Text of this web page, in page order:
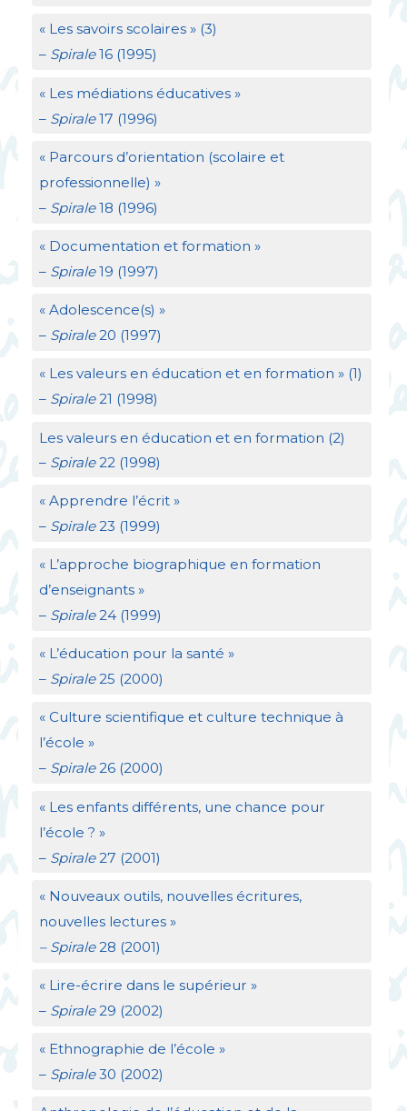
« Les savoirs scolaires » (3)
– Spirale16 (1995)
« Les médiations éducatives »
– Spirale17 (1996)
« Parcours d’orientation (scolaire et
professionnelle) »
– Spirale18 (1996)
« Documentation et formation »
– Spirale19 (1997)
« Adolescence(s) »
– Spirale20 (1997)
« Les valeurs en éducation et en formation » (1)
– Spirale21 (1998)
Les valeurs en éducation et en formation (2)
–Spirale22 (1998)
« Apprendre l’écrit »
– Spirale23 (1999)
« L’approche biographique en formation
d’enseignants »
– Spirale24 (1999)
« L’éducation pour la santé »
– Spirale25 (2000)
« Culture scientifique et culture technique à
l’école »
– Spirale26 (2000)
« Les enfants différents, une chance pour
l’école ? »
– Spirale27 (2001)
« Nouveaux outils, nouvelles écritures,
nouvelles lectures »
– Spirale28 (2001)
« Lire-écrire dans le supérieur »
– Spirale29 (2002)
« Ethnographie de l’école »
– Spirale30 (2002)